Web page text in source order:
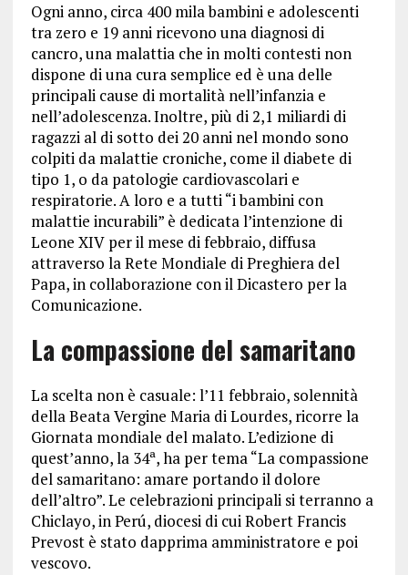
Ogni anno, circa 400 mila bambini e adolescenti
tra zero e 19 anni ricevono una diagnosi di
cancro, una malattia che in molti contesti non
dispone di una cura semplice ed è una delle
principali cause di mortalità nell’infanzia e
nell’adolescenza. Inoltre, più di 2,1 miliardi di
ragazzi al di sotto dei 20 anni nel mondo sono
colpiti da malattie croniche, come il diabete di
tipo 1, o da patologie cardiovascolari e
respiratorie. A loro e a tutti “i bambini con
malattie incurabili” è dedicata l’intenzione di
Leone XIV per il mese di febbraio, diffusa
attraverso la Rete Mondiale di Preghiera del
Papa, in collaborazione con il Dicastero per la
Comunicazione.
La compassione del samaritano
La scelta non è casuale: l’11 febbraio, solennità
della Beata Vergine Maria di Lourdes, ricorre la
Giornata mondiale del malato. L’edizione di
quest’anno, la 34ª, ha per tema “La compassione
del samaritano: amare portando il dolore
dell’altro”. Le celebrazioni principali si terranno a
Chiclayo, in Perú, diocesi di cui Robert Francis
Prevost è stato dapprima amministratore e poi
vescovo.